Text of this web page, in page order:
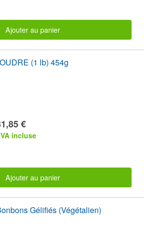
Ajouter au panier
(1 lb) 454g
€
incluse
Ajouter au panier
Gélifiés (Végétalien)